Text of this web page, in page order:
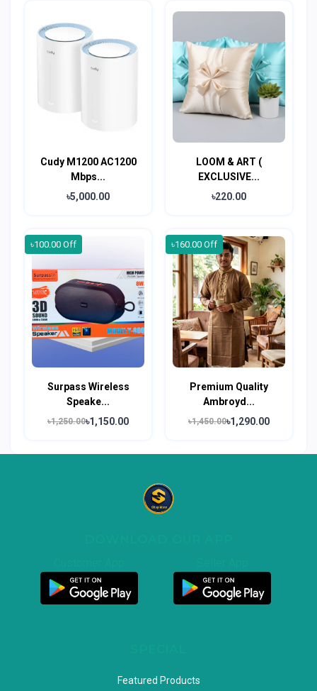
Cudy M1200 AC1200
Mbps...
৳5,000.00
LOOM & ART (
EXCLUSIVE...
৳220.00
৳100.00 Off
Surpass Wireless
Speake...
৳1,250.00৳1,150.00
৳160.00 Off
Premium Quality
Ambroyd...
৳1,450.00৳1,290.00
Featured Products